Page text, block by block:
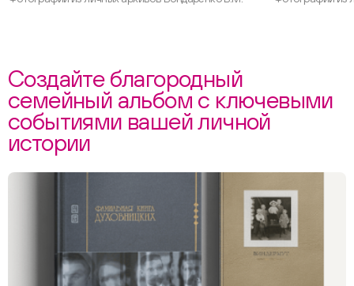
Создайте благородный
семейный альбом с ключевыми
событиями вашей личной
истории